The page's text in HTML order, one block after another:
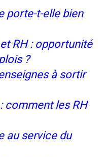
porte-t-elle bien
RH : opportunité
?
à sortir
comment les RH
au service du